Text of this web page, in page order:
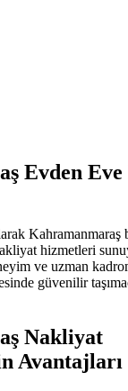
Evden
Kahramanmaraş
hizmetleri
ve uzman
güvenilir
Nakliyat
Avantajları